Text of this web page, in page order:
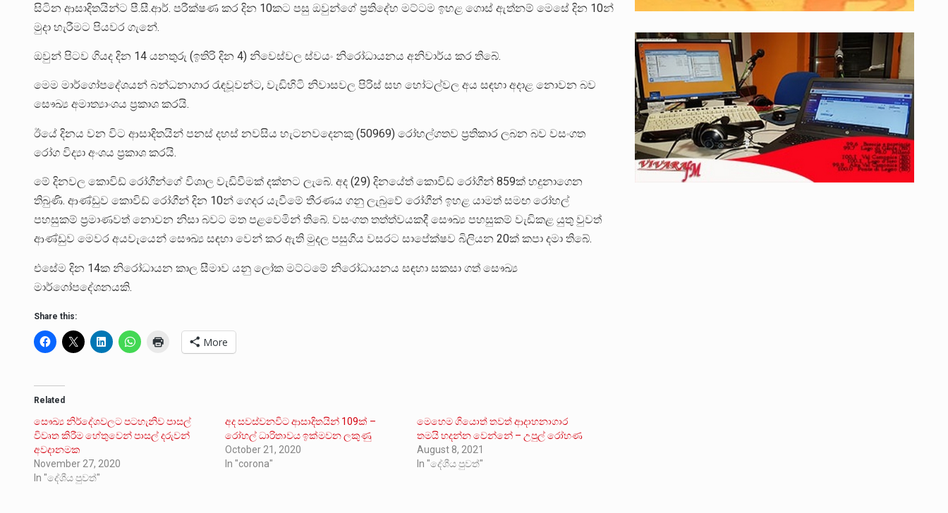
සිටින ආසාදිතයින්ට පී.සී.ආර්. පරීක්ෂණ කර දින 10කට පසු ඔවුන්ගේ ප්‍රතිදේහ මට්ටම ඉහළ ගොස් ඇත්නම් මෙසේ දින 10න්
මුදා හැරීමට පියවර ගැනේ.
ඔවුන් පිටව ගියද දින 14 යනතුරු (ඉතිරි දින 4) නිවෙස්වල ස්වයං නිරෝධායනය අනිවාර්ය කර තිබේ.
මෙම මාර්ගෝපදේශයන් බන්ධනාගාර රැඳවූවන්ට, වැඩිහිටි නිවාසවල පිරිස් සහ හෝටල්වල අය සඳහා අදාළ නොවන බව
සෞඛ්‍ය අමාත්‍යාංශය ප්‍රකාශ කරයි.
ඊයේ දිනය වන විට ආසාදිතයින් පනස් දහස් නවසිය හැටනවදෙනකු (50969) රෝහල්ගතව ප්‍රතිකාර ලබන බව වසංගත
රෝග විද්‍යා අංශය ප්‍රකාශ කරයි.
මේ දිනවල කොවිඩ් රෝගීන්ගේ විශාල වැඩිවීමක් දක්නට ලැබේ. අද (29) දිනයේත් කොවිඩ් රෝගීන් 859ක් හදුනාගෙන
තිබුණි. ආණ්ඩුව කොවිඩ් රෝගීන් දින 10න් ගෙදර යැවීමේ තීරණය ගනු ලැබුවේ රෝගීන් ඉහළ යාමත් සමඟ රෝහල්
පහසුකම් ප්‍රමාණවත් නොවන නිසා බවට මත පළවෙමින් තිබේ. වසංගත තත්ත්වයකදී සෞඛ්‍ය පහසුකම් වැඩිකළ යුතු වුවත්
ආණ්ඩුව මෙවර අයවැයෙන් සෞඛ්‍ය සඳහා වෙන් කර ඇති මුදල පසුගිය වසරට සාපේක්ෂව බිලියන 20ක් කපා දමා තිබේ.
එසේම දින 14ක නිරෝධායන කාල සීමාව යනු ලෝක මට්ටමේ නිරෝධායනය සඳහා සකසා ගත් සෞඛ්‍ය
මාර්ගෝපදේශනයකි.
Share this:
More
Related
සෞඛ්‍ය නිර්දේශවලට පටහැනිව පාසල්
විවෘත කිරීම හේතුවෙන් පාසල් දරුවන්
අවදානමක
November 27, 2020
In "දේශීය පුවත්"
අද සවස්වනවිට ආසාදිතයින් 109ක් –
රෝහල් ධාරිතාවය ඉක්මවන ලකුණු
October 21, 2020
In "corona"
මෙහෙම ගියොත් තවත් ආදාහනාගාර
තමයි හදන්න වෙන්නේ – උපුල් රෝහණ
August 8, 2021
In "දේශීය පුවත්"